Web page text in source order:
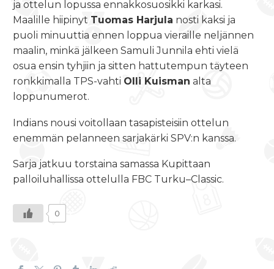
ja ottelun lopussa ennakkosuosikki karkasi.
Maalille hiipinyt Tuomas Harjula nosti kaksi ja
puoli minuuttia ennen loppua vieraille neljännen
maalin, minkä jälkeen Samuli Junnila ehti vielä
osua ensin tyhjiin ja sitten hattutempun täyteen
ronkkimalla TPS-vahti Olli Kuisman alta
loppunumerot.
Indians nousi voitollaan tasapisteisiin ottelun
enemmän pelanneen sarjakärki SPV:n kanssa.
Sarja jatkuu torstaina samassa Kupittaan
palloiluhallissa ottelulla FBC Turku–Classic.
0